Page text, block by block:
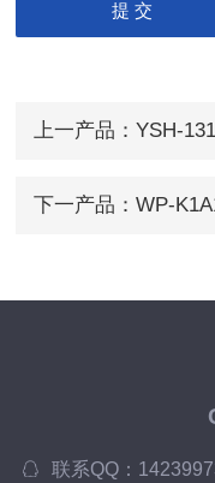
上一产品： YSH-
下一产品： WP-
联系QQ：